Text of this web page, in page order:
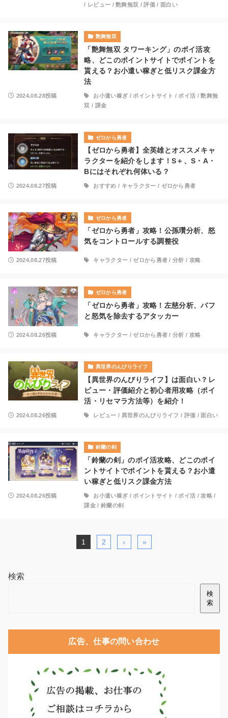
/ レビュー /艶舞無双 /評価 /面白い
艶舞無双
「艶舞無双 タワーキング」のポイ活攻
略、どこのポイントサイトでポイントを
貰える？お小遣い稼ぎと低リスク課金方
法
2024.08.28投稿 お小遣い稼ぎ / ポイントサイト / ポイ活 /艶舞無
双 / 課金
ゼロから勇者
【ゼロから勇者】全英雄とオススメキャ
ラクターを紹介をします！S＋、S・A・
Bにはそれぞれ何体いる？
2024.08.27投稿 おすすめ / キャラクター / ゼロから勇者
ゼロから勇者
「ゼロから勇者」攻略！公孫瓚分析、怒
気をコントロールする調整役
2024.08.27投稿 キャラクター /ゼロから勇者 /分析 / 攻略
ゼロから勇者
「ゼロから勇者」攻略！左慈分析、バフ
と怒気を除去するアタッカー
2024.08.26投稿 キャラクター /ゼロから勇者 /分析 / 攻略
異世界のんびりライフ
【異世界のんびりライフ】は面白い？レ
ビュー・評価紹介と初心者用攻略（ポイ
活・リセマラ方法等）を紹介！
2024.08.26投稿 レビュー / 異世界のんびりライフ / 評価 /面白い
鈴蘭の剣
「鈴蘭の剣」のポイ活攻略、どこのポイ
ントサイトでポイントを貰える？お小遣
い稼ぎと低リスク課金方法
2024.08.26投稿 お小遣い稼ぎ / ポイントサイト / ポイ活 /攻略 /
課金/ 鈴蘭の剣
1 2 › »
検索
検
索
広告、仕事の問い合わせ